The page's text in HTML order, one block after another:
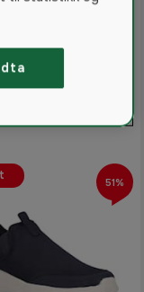
Vist Loden Pro
Olive
51%